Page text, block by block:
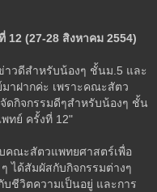
12 (27-28 สิงหาคม 2554)
ดีสำหรับน้องๆ ชั้นม.5 และ
าฝากค่ะ เพราะคณะสัตว
ดกิจกรรมดีๆสำหรับน้องๆ ชั้น
ทย์ ครั้งที่ 12"
ณะสัตวแพทยศาสตร์เพื่อ
ได้สัมผัสกับกิจกรรมต่างๆ
ชีวิตความเป็นอยู่ และการ